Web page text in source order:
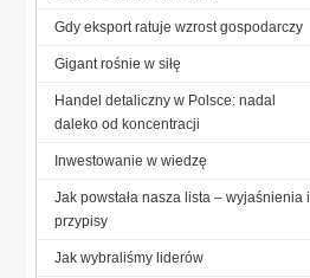
Gdy eksport ratuje wzrost gospodarczy
Gigant rośnie w siłę
Handel detaliczny w Polsce: nadal
daleko od koncentracji
Inwestowanie w wiedzę
Jak powstała nasza lista – wyjaśnienia i
przypisy
Jak wybraliśmy liderów